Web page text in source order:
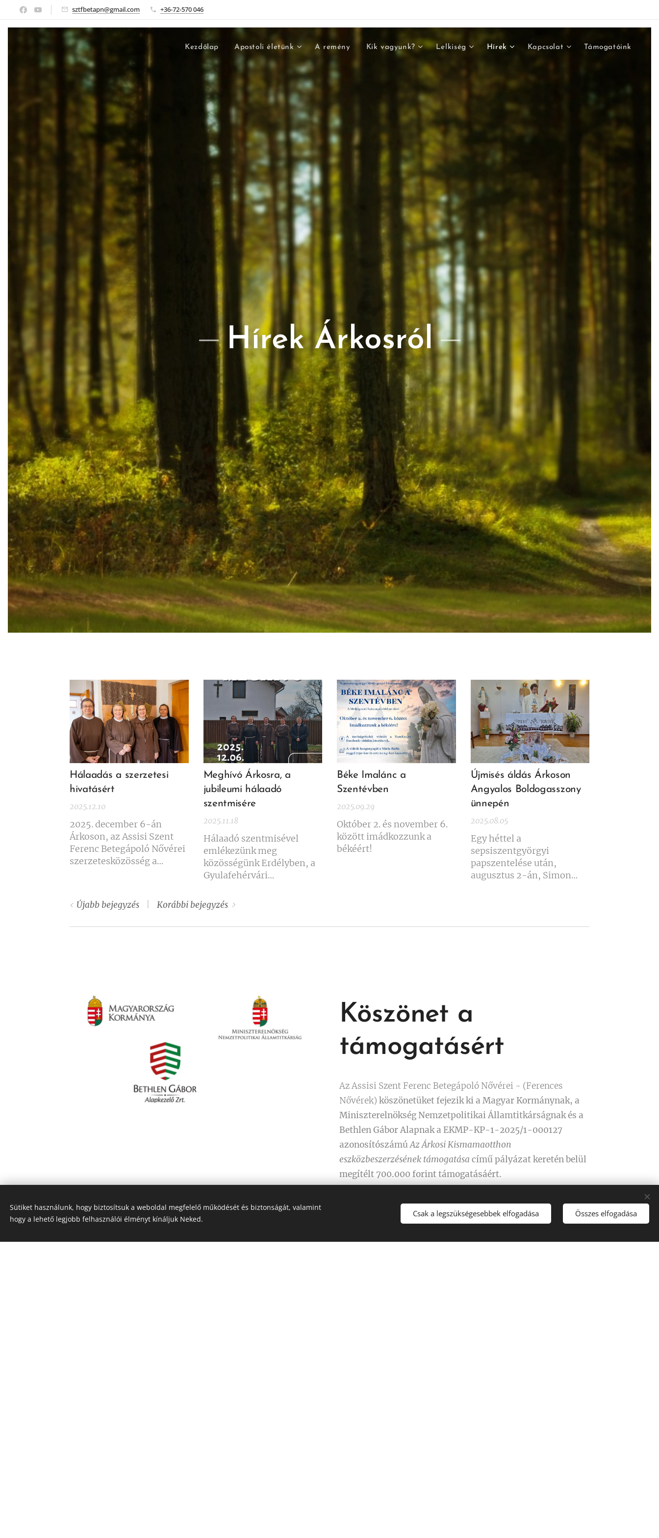
sztfbetapn@gmail.com +36-72-570 046
Kezdőlap Apostoli életünk A remény Kik vagyunk? Lelkiség Hírek Kapcsolat Támogatóink
Hírek Árkosról
Hálaadás a szerzetesi
hivatásért
2025.12.10
2025. december 6-án
Árkoson, az Assisi Szent
Ferenc Betegápoló Nővérei
szerzetesközösség a
letelepedésének 20.
jubileumát ünnepelte.
Meghívó Árkosra, a
jubileumi hálaadó
szentmisére
2025.11.18
Hálaadó szentmisével
emlékezünk meg
közösségünk Erdélyben, a
Gyulafehérvári
letelepedésének 20 éves
időszakáról.
Béke Imalánc a
Szentévben
2025.09.29
Október 2. és november 6.
között imádkozzunk a
békéért!
Újmisés áldás Árkoson
Angyalos Boldogasszony
ünnepén
2025.08.05
Egy héttel a
sepsiszentgyörgyi
papszentelése után,
augusztus 2-án, Simon
ünnep szentmiséjét. Együtt
Újabb bejegyzés Korábbi bejegyzés
Köszönet a
támogatásért
Az Assisi Szent Ferenc Betegápoló Nővérei - (Ferences
Nővérek) köszönetüket fejezik ki a Magyar Kormánynak, a
Miniszterelnökség Nemzetpolitikai Államtitkárságnakés a
Bethlen Gábor Alapnaka EKMP-KP-1-2025/1-000127
azonosítószámúAz Árkosi Kismamaotthon
eszközbeszerzésének támogatása című pályázat keretén belül
megítélt 700.000 forint támogatásáért.
Sütiket használunk, hogy biztosítsuk a weboldal megfelelő működését és biztonságát, valamint
hogy a lehető legjobb felhasználói élményt kínáljuk Neked.
Csak a legszükségesebbek elfogadása Összes elfogadása